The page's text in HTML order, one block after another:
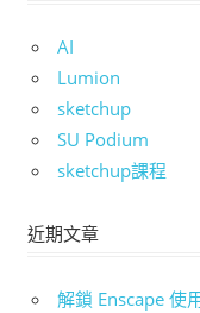
AI
Lumion
sketchup
SU Podium
sketchup課程
近期文章
解鎖 Enscape 使